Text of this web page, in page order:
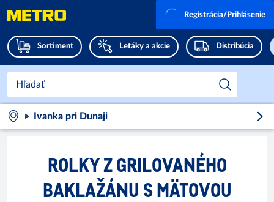
Sortiment Letáky a akcie Distribúcia
Registrácia/Prihlásenie
Ivanka pri Dunaji
ROLKY Z GRILOVANÉHO
BAKLAŽÁNU S MÄTOVOU